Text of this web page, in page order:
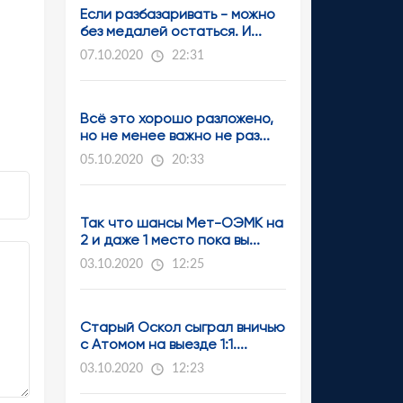
Если разбазаривать - можно
без медалей остаться. И...
07.10.2020 22:31
Всё это хорошо разложено,
но не менее важно не раз...
05.10.2020 20:33
Так что шансы Мет-ОЭМК на
2 и даже 1 место пока вы...
03.10.2020 12:25
Старый Оскол сыграл вничью
с Атомом на выезде 1:1....
03.10.2020 12:23